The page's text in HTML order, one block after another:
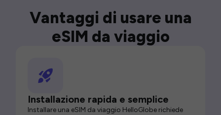
Vantaggi di usare una
eSIM da viaggio
Installazione rapida e semplice
Installare una eSIM da viaggio HelloGlobe richiede